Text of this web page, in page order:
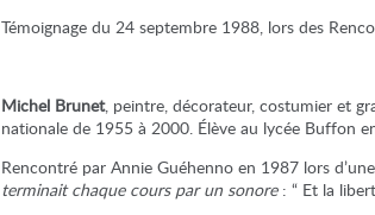
Témoignage du 24 septembre 1988, lors des
Michel Brunet, peintre, décorateur, costumier et
nationale de 1955 à 2000. Élève au lycée Buffon
Rencontré par Annie Guéhenno en 1987 lors
terminait chaque cours par un sonore: “ Et la